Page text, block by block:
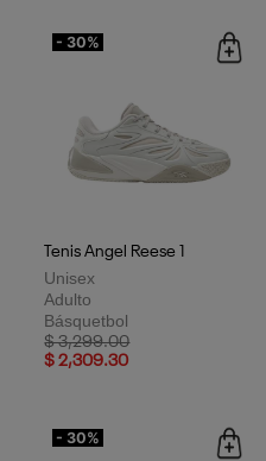
- 30%
Tenis Angel Reese 1
Unisex
Adulto
Básquetbol
Price reduced from
$ 3,299.00to
$ 2,309.30
- 30%